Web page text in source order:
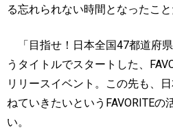
る忘れられない時間となったこと
「目指せ！日本全国47都道府
うタイトルでスタートした、
リリースイベント。この先も、
ねていきたいという FAVORITEの
い。